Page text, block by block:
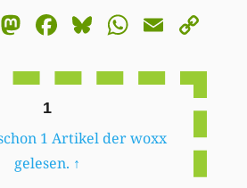
Mastodon
Facebook
BlueskyEmail
1
1 Artikel der woxx
gelesen. ↑